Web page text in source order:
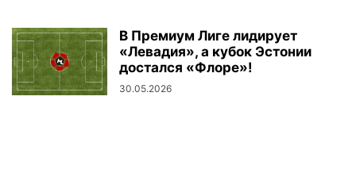
В Премиум Лиге лидирует
«Левадия», а кубок Эстонии
достался «Флоре»!
30.05.2026